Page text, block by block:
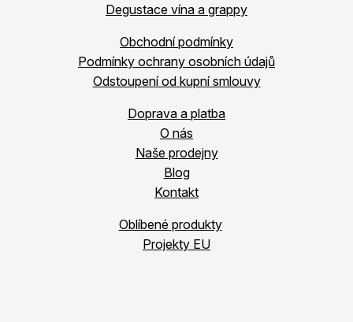
Degustace vína a grappy
Obchodní podmínky
Podmínky ochrany osobních údajů
Odstoupení od kupní smlouvy
Doprava a platba
O nás
Naše prodejny
Blog
Kontakt
Oblíbené produkty
Projekty EU